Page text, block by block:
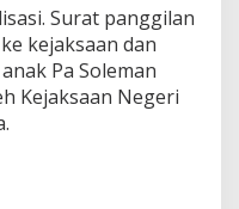
Surat panggilan
kejaksaan dan
Pa Soleman
Kejaksaan Negeri